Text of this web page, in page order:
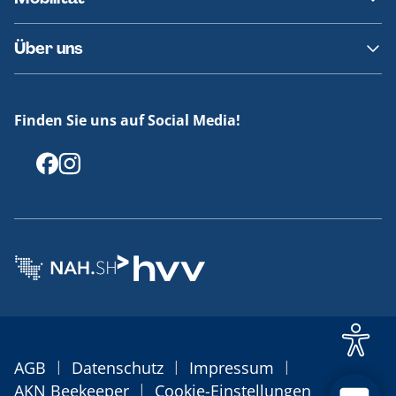
Fundsachen
Häufige Fragen
Barrierefreies Reisen
Erklärung Barrierefreiheit
Über uns
Offenlegungen
Finden Sie uns auf Social Media!
AGB | Datenschutz | Impressum |
AKN Beekeeper | Cookie-Einstellungen